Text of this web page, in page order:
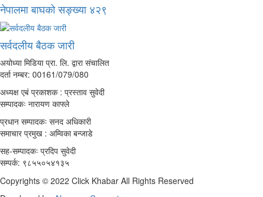
नेपालमा बाघको सङ्ख्या ४२९
सर्वदलीय बैठक जारी
अयोध्या मिडिया प्रा. लि. द्वारा संचालित
दर्ता नम्बर: 00161/079/080
अध्यक्ष एबं प्रकाशक : प्रस्ताव सुवेदी
सम्पादकः नारायण काफ्ले
प्रधान सम्पादकः सनद अधिकारी
समाचार प्रमुख : अम्विका बन्जाडे
सह-सम्पादकः प्रदिप सुवेदी
सम्पर्क: ९८५५०५४१३५
Copyrights © 2022 Click Khabar All Rights Reserved